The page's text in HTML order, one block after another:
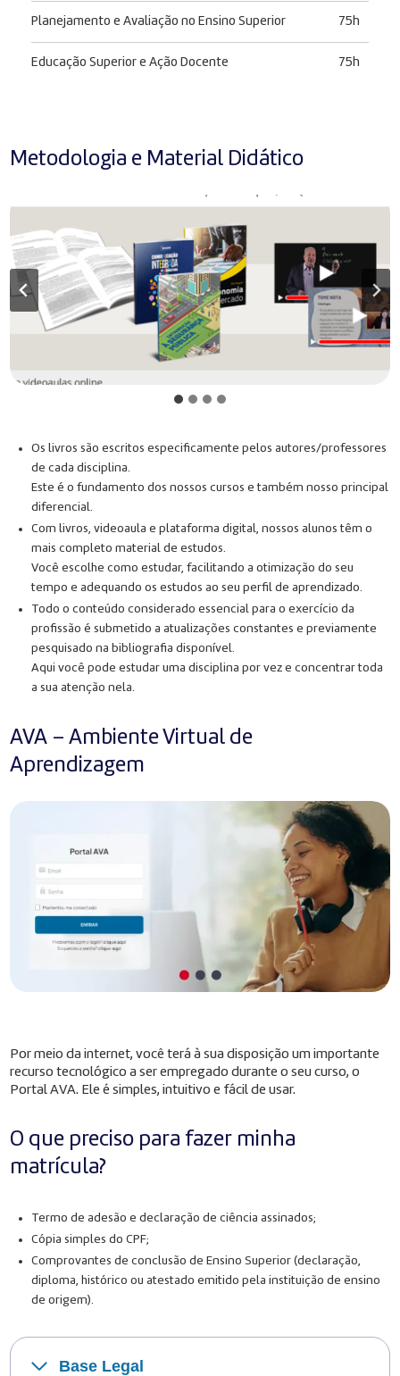
Planejamento e Avaliação no Ensino Superior 75h
Educação Superior e Ação Docente 75h
Metodologia e Material Didático
Os livros são escritos especificamente pelos autores/professores
de cada disciplina.
Este é o fundamento dos nossos cursos e também nosso principal
diferencial.
Com livros, videoaula e plataforma digital, nossos alunos têm o
mais completo material de estudos.
Você escolhe como estudar, facilitando a otimização do seu
tempo e adequando os estudos ao seu perfil de aprendizado.
Todo o conteúdo considerado essencial para o exercício da
profissão é submetido a atualizações constantes e previamente
pesquisado na bibliografia disponível.
Aqui você pode estudar uma disciplina por vez e concentrar toda
a sua atenção nela.
AVA – Ambiente Virtual de
Aprendizagem
Por meio da internet, você terá à sua disposição um importante
recurso tecnológico a ser empregado durante o seu curso, o
Portal AVA. Ele é simples, intuitivo e fácil de usar.
O que preciso para fazer minha
matrícula?
Termo de adesão e declaração de ciência assinados;
Cópia simples do CPF;
Comprovantes de conclusão de Ensino Superior (declaração,
diploma, histórico ou atestado emitido pela instituição de ensino
de origem).
Base Legal